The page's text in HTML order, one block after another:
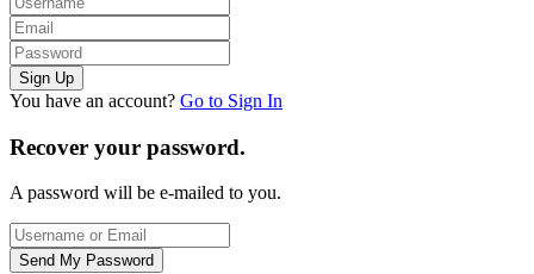
You have an account? Go to Sign In
Recover your password.
A password will be e-mailed to you.